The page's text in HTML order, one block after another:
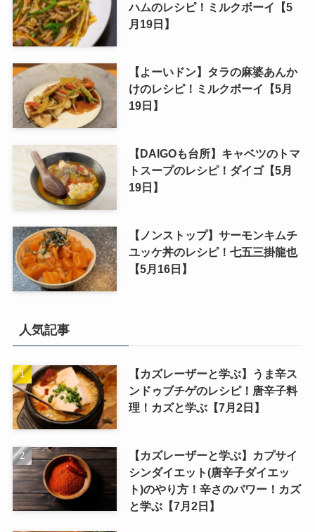
ハムのレシピ！ミルクボーイ【5
月19日】
【よーいドン】タラの麻婆あんか
けのレシピ！ミルクボーイ【5月
19日】
【DAIGOも台所】キャベツのトマ
トスープのレシピ！ダイゴ【5月
19日】
【ノンストップ】サーモンキムチ
ユッケ丼のレシピ！七五三掛龍也
【5月16日】
人気記事
【カズレーザーと学ぶ】うま辛ス
ンドゥブチゲのレシピ！唐辛子料
理！カズと学ぶ【7月2日】
【カズレーザーと学ぶ】カプサイ
シンダイエット(唐辛子ダイエッ
ト)のやり方！辛さのパワー！カズ
と学ぶ【7月2日】